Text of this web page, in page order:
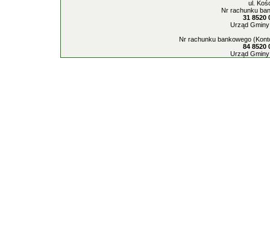
ul.
Nr rachunku
31 8520
Urząd
Nr rachunku bankowego
84 8520
Urząd